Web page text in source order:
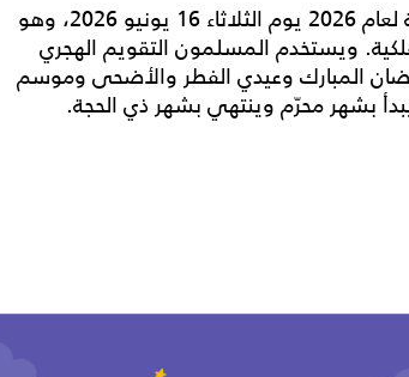
لعام 2026 يوم الثلاثاء 16 يونيو 2026، وهو
الحسابات الفلكية. ويستخدم المسلمون التقويم الهجري
المبارك وعيدي الفطر والأضحى وموسم
بشهر محرّم وينتهي بشهر ذي الحجة.